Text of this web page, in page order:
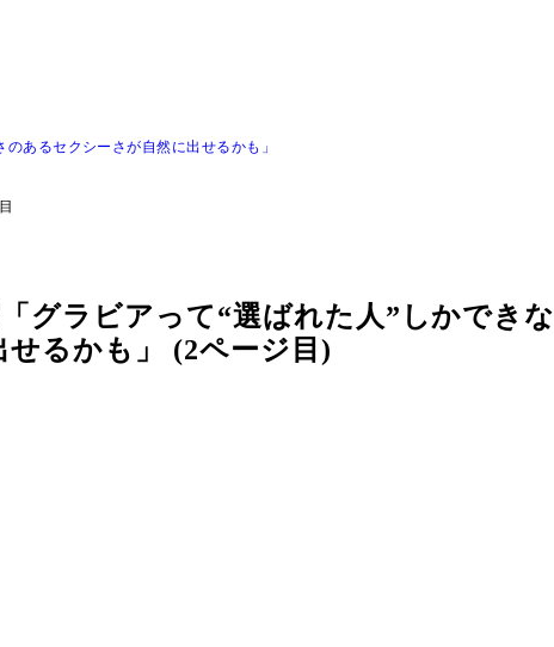
あるセクシーさが自然に出せるかも」
グラビアって“選ばれた人”しかできな
るかも」 (2ページ目)